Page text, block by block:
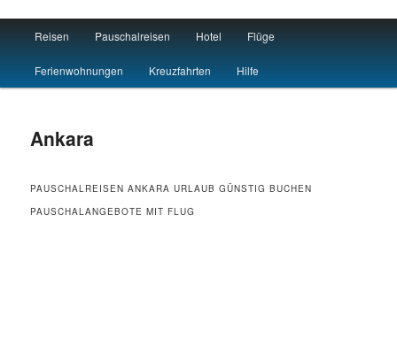
Travel : De
Skip to primary content
Skip to secondary content
Reisen Pauschalreisen Hotel Flüge
Ferienwohnungen Kreuzfahrten Hilfe
Ankara
PAUSCHALREISEN ANKARA URLAUB GÜNSTIG BUCHEN
PAUSCHALANGEBOTE MIT FLUG